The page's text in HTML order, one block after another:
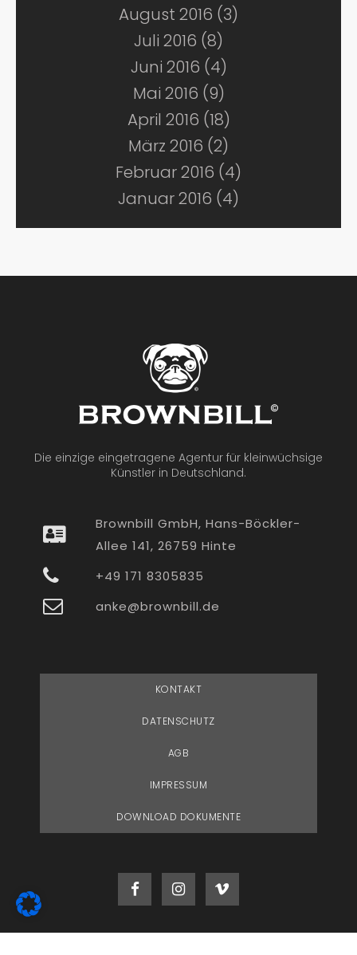
August 2016 (3)
Juli 2016 (8)
Juni 2016 (4)
Mai 2016 (9)
April 2016 (18)
März 2016 (2)
Februar 2016 (4)
Januar 2016 (4)
Die einzige eingetragene Agentur für kleinwüchsige
Künstler in Deutschland.
Brownbill GmbH, Hans-Böckler-
Allee 141, 26759 Hinte
+49 171 8305835
anke@brownbill.de
KONTAKT
DATENSCHUTZ
AGB
IMPRESSUM
DOWNLOAD DOKUMENTE